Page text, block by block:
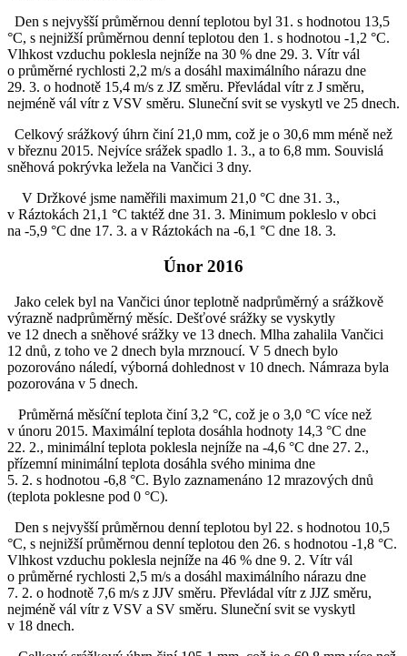
Den s nejvyšší průměrnou denní teplotou byl 31. s hodnotou 13,5
°C, s nejnižší průměrnou denní teplotou den 1. s hodnotou -1,2 °C.
Vlhkost vzduchu poklesla nejníže na 30 % dne 29. 3. Vítr vál
o průměrné rychlosti 2,2 m/s a dosáhl maximálního nárazu dne
29. 3. o hodnotě 15,4 m/s z JZ směru. Převládal vítr z J směru,
nejméně vál vítr z VSV směru. Sluneční svit se vyskytl ve 25 dnech.
Celkový srážkový úhrn činí 21,0 mm, což je o 30,6 mm méně než
v březnu 2015. Nejvíce srážek spadlo 1. 3., a to 6,8 mm. Souvislá
sněhová pokrývka ležela na Vančici 3 dny.
V Držkové jsme naměřili maximum 21,0 °C dne 31. 3.,
v Ráztokách 21,1 °C taktéž dne 31. 3. Minimum pokleslo v obci
na -5,9 °C dne 17. 3. a v Ráztokách na -6,1 °C dne 18. 3.
Únor 2016
Jako celek byl na Vančici únor teplotně nadprůměrný a srážkově
výrazně nadprůměrný měsíc. Dešťové srážky se vyskytly
ve 12 dnech a sněhové srážky ve 13 dnech. Mlha zahalila Vančici
12 dnů, z toho ve 2 dnech byla mrznoucí. V 5 dnech bylo
pozorováno náledí, výborná dohlednost v 10 dnech. Námraza byla
pozorována v 5 dnech.
Průměrná měsíční teplota činí 3,2 °C, což je o 3,0 °C více než
v únoru 2015. Maximální teplota dosáhla hodnoty 14,3 °C dne
22. 2., minimální teplota poklesla nejníže na -4,6 °C dne 27. 2.,
přízemní minimální teplota dosáhla svého minima dne
5. 2. s hodnotou -6,8 °C. Bylo zaznamenáno 12 mrazových dnů
(teplota poklesne pod 0 °C).
Den s nejvyšší průměrnou denní teplotou byl 22. s hodnotou 10,5
°C, s nejnižší průměrnou denní teplotou den 26. s hodnotou -1,8 °C.
Vlhkost vzduchu poklesla nejníže na 46 % dne 9. 2. Vítr vál
o průměrné rychlosti 2,5 m/s a dosáhl maximálního nárazu dne
7. 2. o hodnotě 7,6 m/s z JJV směru. Převládal vítr z JJZ směru,
nejméně vál vítr z VSV a SV směru. Sluneční svit se vyskytl
v 18 dnech.